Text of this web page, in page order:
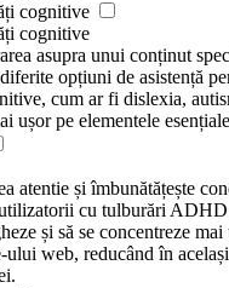
cognitive
cognitive
asupra unui conținut
opțiuni de asistență
cum ar fi dislexia,
ușor pe elementele
atentie și îmbunătățește
cu tulburări ADHD
și să se concentreze
ului web, reducând în